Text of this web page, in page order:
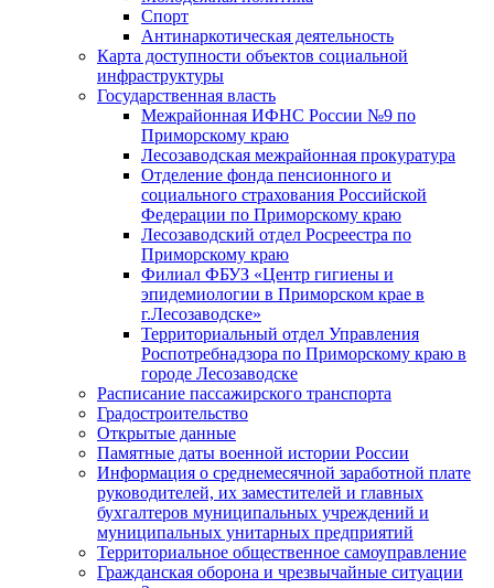
Спорт
Антинаркотическая деятельность
Карта доступности объектов социальной
инфраструктуры
Государственная власть
Межрайонная ИФНС России №9 по
Приморскому краю
Лесозаводская межрайонная прокуратура
Отделение фонда пенсионного и
социального страхования Российской
Федерации по Приморскому краю
Лесозаводский отдел Росреестра по
Приморскому краю
Филиал ФБУЗ «Центр гигиены и
эпидемиологии в Приморском крае в
г.Лесозаводске»
Территориальный отдел Управления
Роспотребнадзора по Приморскому краю в
городе Лесозаводске
Расписание пассажирского транспорта
Градостроительство
Открытые данные
Памятные даты военной истории России
Информация о среднемесячной заработной плате
руководителей, их заместителей и главных
бухгалтеров муниципальных учреждений и
муниципальных унитарных предприятий
Территориальное общественное самоуправление
Гражданская оборона и чрезвычайные ситуации